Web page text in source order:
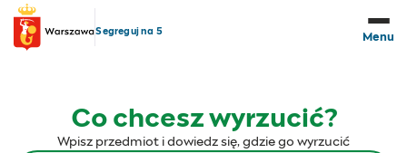
Przejdź do treści
Segreguj na 5
Menu
Co chcesz wyrzucić?
Wpisz przedmiot i dowiedz się, gdzie go wyrzucić